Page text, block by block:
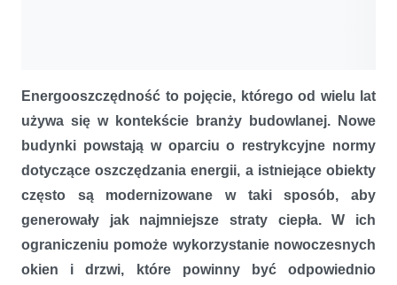
Energooszczędność to pojęcie, którego od wielu lat
używa się w kontekście branży budowlanej. Nowe
budynki powstają w oparciu o restrykcyjne normy
dotyczące oszczędzania energii, a istniejące obiekty
często są modernizowane w taki sposób, aby
generowały jak najmniejsze straty ciepła. W ich
ograniczeniu pomoże wykorzystanie nowoczesnych
okien i drzwi, które powinny być odpowiednio